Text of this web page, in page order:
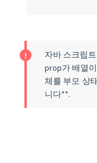
자바 스크립
prop가 배열
체를 부모 상
니다**.